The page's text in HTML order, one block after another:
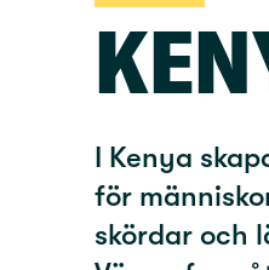
I Kenya
för
skördar och